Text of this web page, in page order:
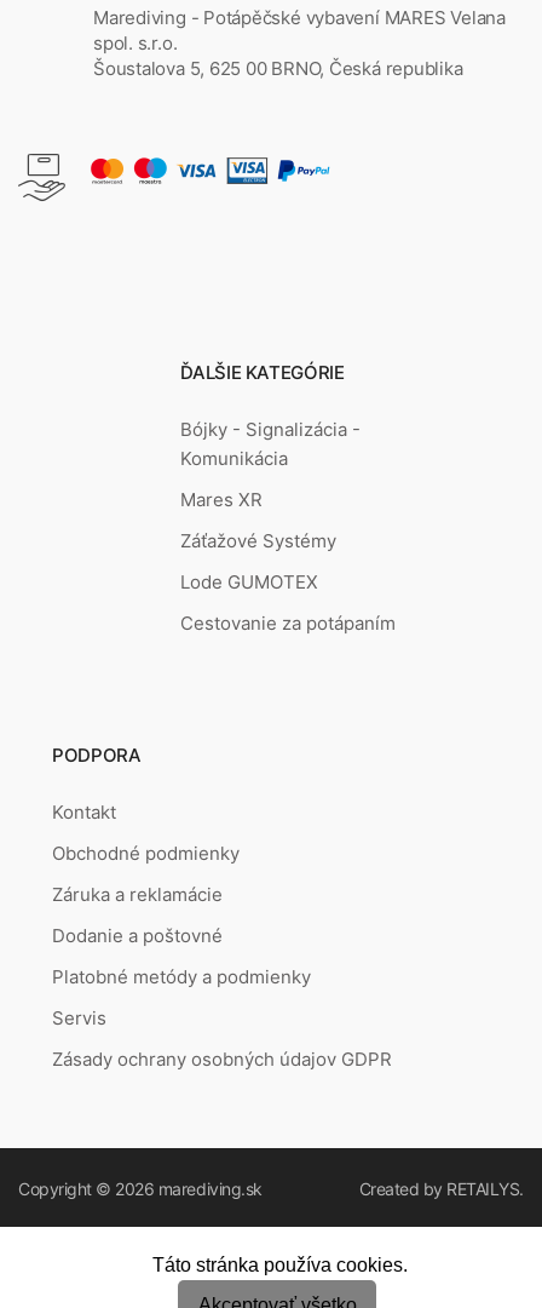
Marediving - Potápěčské vybavení MARES Velana
spol. s.r.o.
Šoustalova 5, 625 00 BRNO, Česká republika
ĎALŠIE KATEGÓRIE
Bójky - Signalizácia -
Komunikácia
Mares XR
Záťažové Systémy
Lode GUMOTEX
Cestovanie za potápaním
PODPORA
Kontakt
Obchodné podmienky
Záruka a reklamácie
Dodanie a poštovné
Platobné metódy a podmienky
Servis
Zásady ochrany osobných údajov GDPR
Copyright © 2026 marediving.sk Created by RETAILYS.
Táto stránka používa cookies.